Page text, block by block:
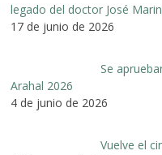
legado del doctor José
17 de junio de 2026
Se
Arahal 2026
4 de junio de 2026
Vuelve el